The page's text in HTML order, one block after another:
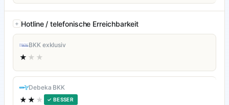
Hotline / telefonische Erreichbarkeit
BKK exklusiv
★ ★★
Debeka BKK
★★ ★ ✓ BESSER